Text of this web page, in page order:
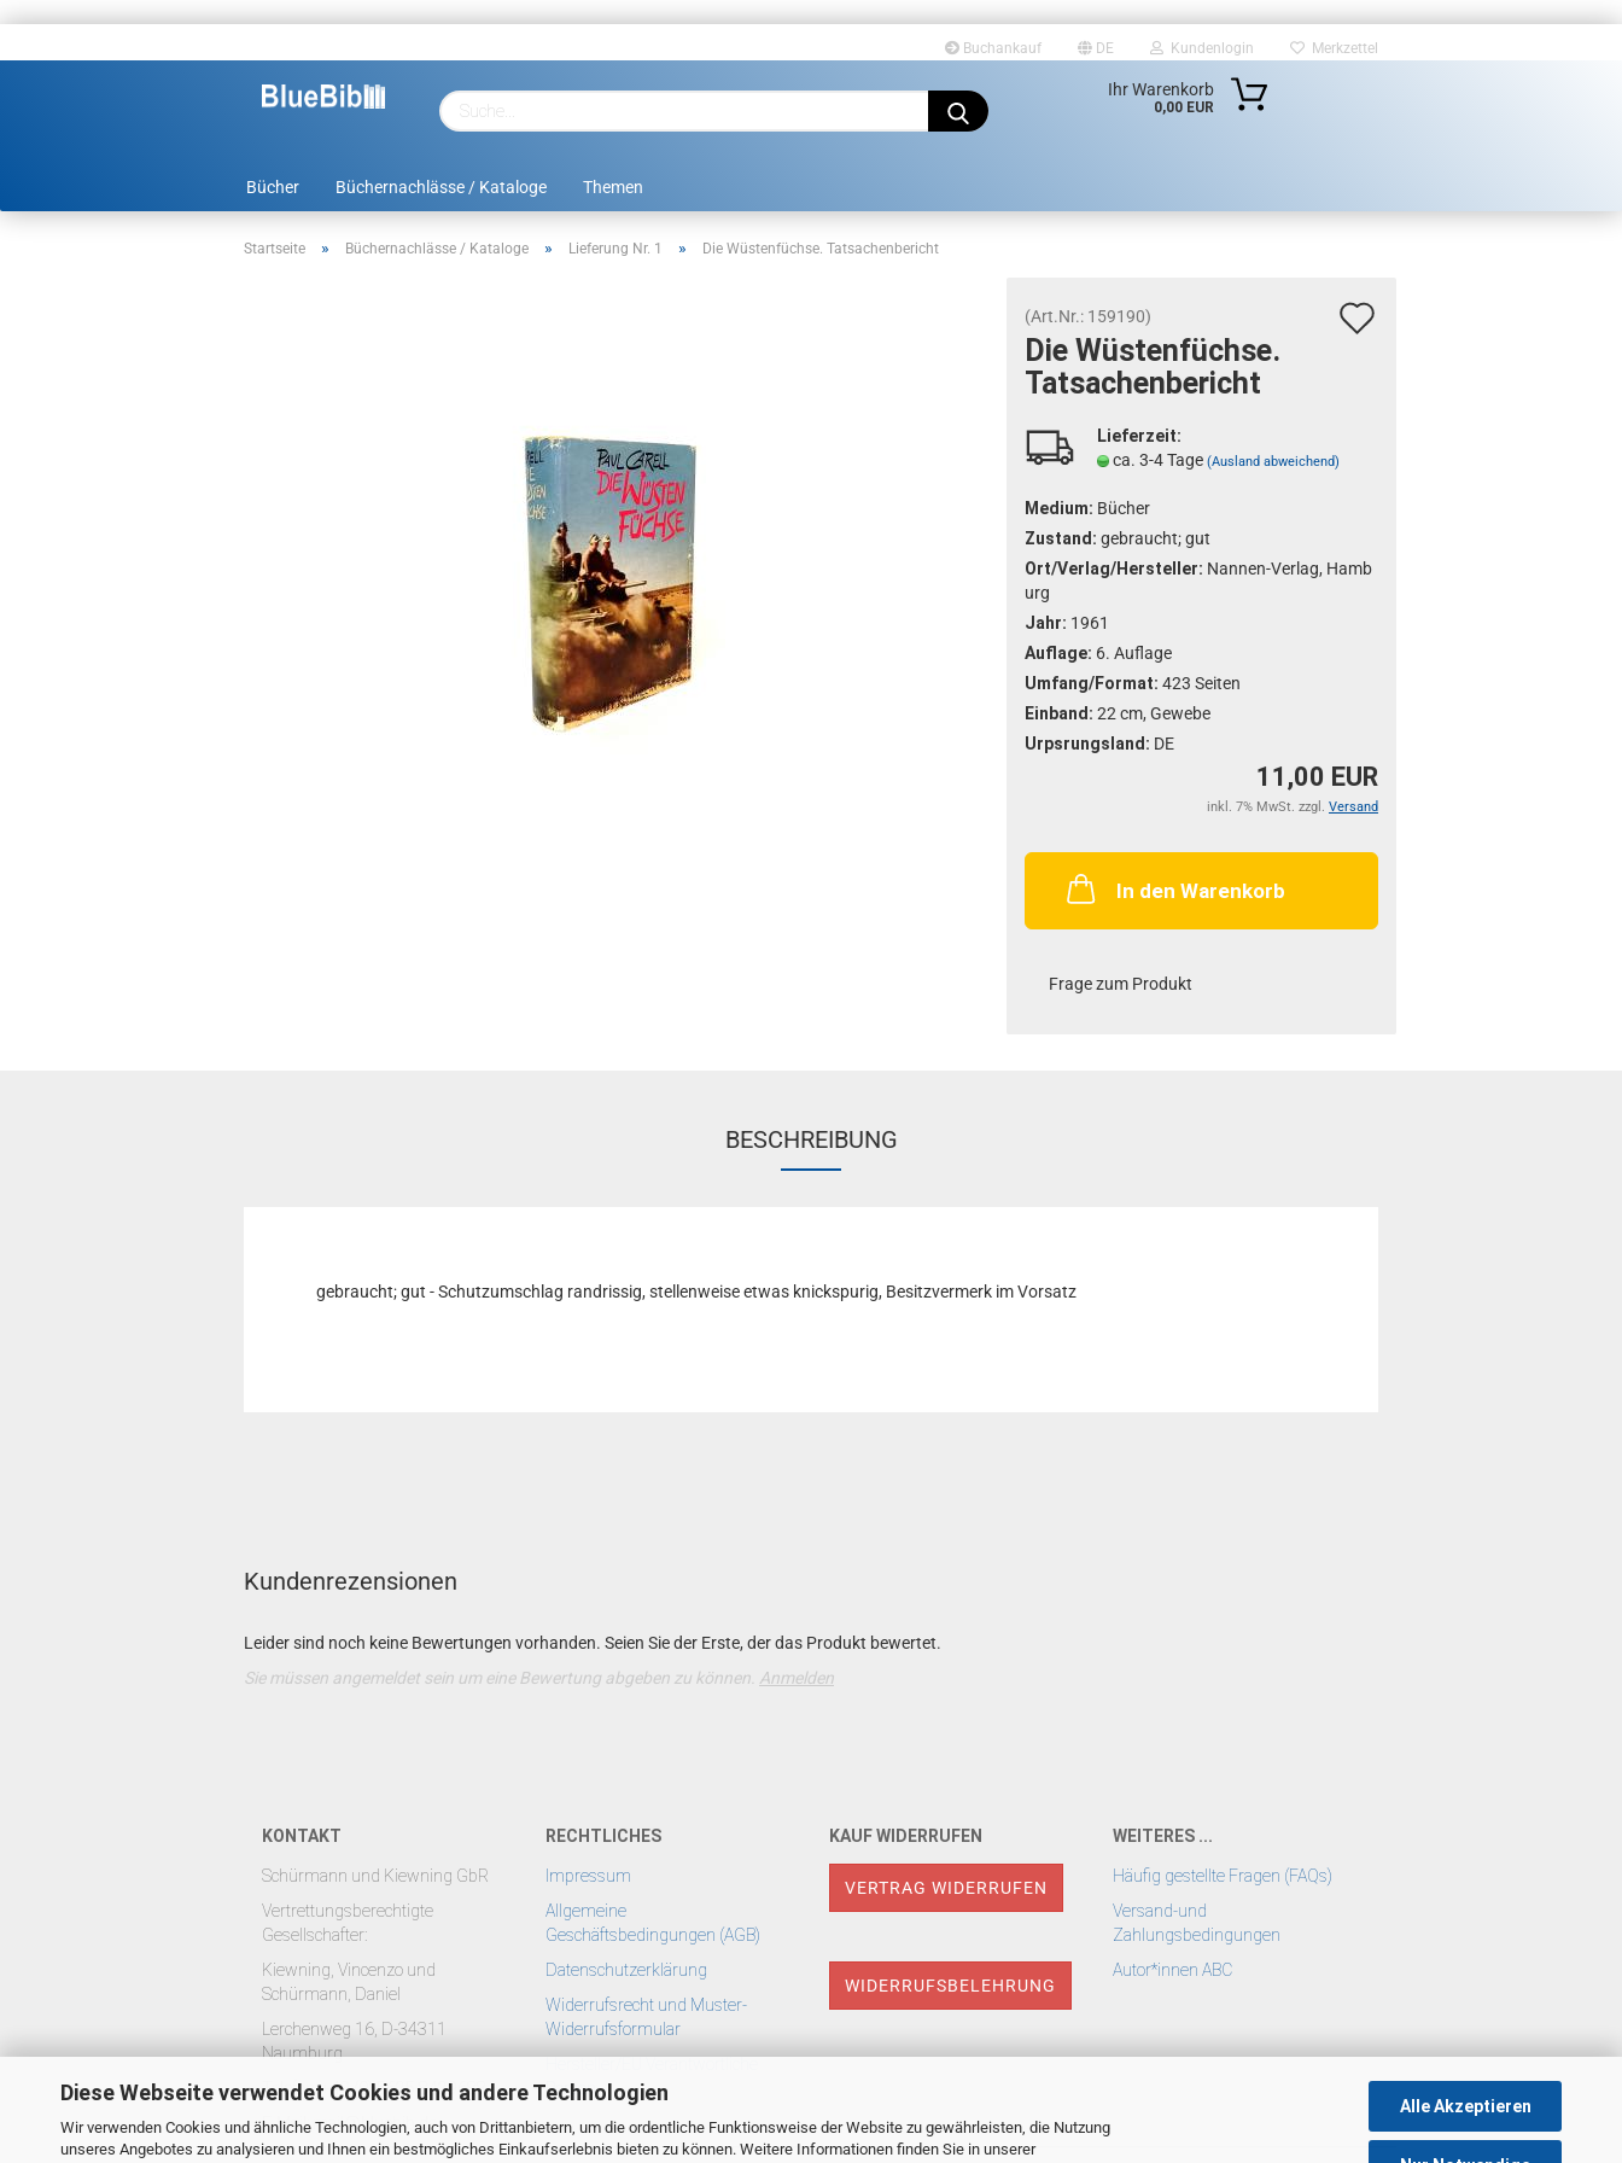
Diese Webseite verwendet Cookies und andere Technologien
Wir verwenden Cookies und ähnliche Technologien, auch von Drittanbietern, um die ordentliche Funktionsweise der Website zu gewährleisten, die Nutzung
unseres Angebotes zu analysieren und Ihnen ein bestmögliches Einkaufserlebnis bieten zu können. Weitere Informationen finden Sie in unserer
Alle Akzeptieren
Buchankauf DE Kundenlogin Merkzettel
Ihr Warenkorb
0,00 EUR
Bücher Büchernachlässe / Kataloge Themen
Startseite » Büchernachlässe / Kataloge » Lieferung Nr. 1 » Die Wüstenfüchse. Tatsachenbericht
(Art.Nr.: 159190)
Die Wüs­ten­füch­se.
Tat­sa­chen­be­richt
Lieferzeit:
ca. 3-4 Tage (Ausland abweichend)
Medium: Bücher
Zustand: gebraucht; gut
Ort/Verlag/Hersteller: Nannen-Verlag, Hamb
urg
Jahr: 1961
Auflage: 6. Auflage
Umfang/Format: 423 Seiten
Einband: 22 cm, Gewebe
Urpsrungsland: DE
11,00 EUR
inkl. 7% MwSt. zzgl. Versand
In den Warenkorb
Frage zum Produkt
BESCHREIBUNG
gebraucht; gut - Schutzumschlag randrissig, stellenweise etwas knickspurig, Besitzvermerk im Vorsatz
Kundenrezensionen
Leider sind noch keine Bewertungen vorhanden. Seien Sie der Erste, der das Produkt bewertet.
Sie müssen angemeldet sein um eine Bewertung abgeben zu können. Anmelden
KONTAKT
Schürmann und Kiewning GbR
Vertrettungsberechtigte
Gesellschafter:
Kiewning, Vincenzo und
Schürmann, Daniel
Lerchenweg 16, D-34311
Naumburg
Telefon: +49 (0) 5625 8429688
E-Mail: mail@bluebib.de
RECHTLICHES
Impressum
Allgemeine
Geschäftsbedingungen (AGB)
Datenschutzerklärung
Widerrufsrecht und Muster-
Widerrufsformular
Person
KAUF WIDERRUFEN
VERTRAG WIDERRUFEN
WIDERRUFSBELEHRUNG
WEITERES ...
Häufig gestellte Fragen (FAQs)
Versand-und
Zahlungsbedingungen
Autor*innen ABC